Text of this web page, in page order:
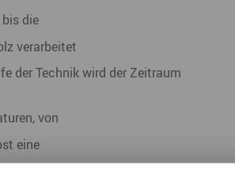
die
verarbeitet
der Technik wird der Zeitraum
von
eine